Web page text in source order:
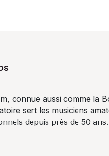
connue aussi comme la
sert les musiciens
depuis près de 50 ans.